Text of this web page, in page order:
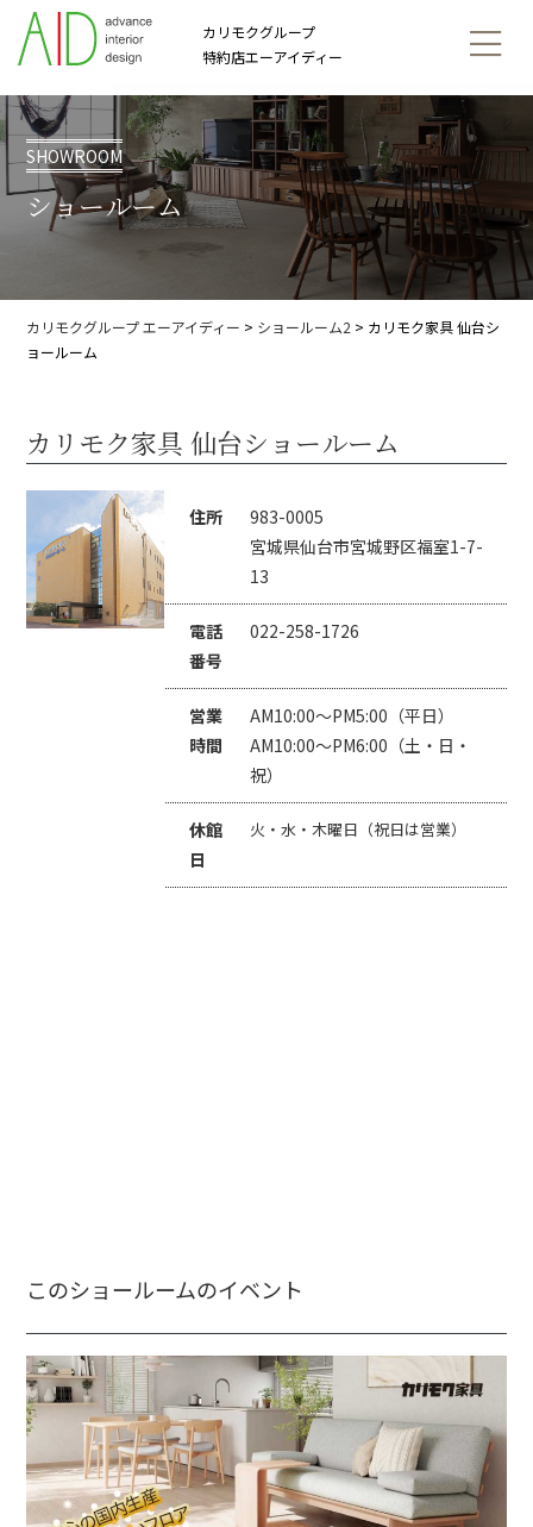
カリモクグループ
特約店エーアイディー
SHOWROOM
ショールーム
カリモクグループ エーアイディー > ショールーム2 > カリモク家具 仙台シ
ョールーム
カリモク家具 仙台ショールーム
住所
983-0005
宮城県仙台市宮城野区福室1-7-
13
電話
番号
022-258-1726
営業
時間
AM10:00～PM5:00（平日）
AM10:00～PM6:00（土・日・
祝）
休館
日
火・水・木曜日（祝日は営業）
このショールームのイベント